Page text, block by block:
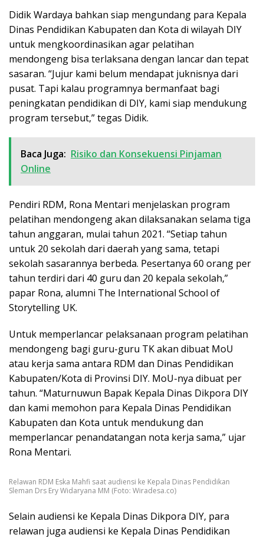
Didik Wardaya bahkan siap mengundang para Kepala
Dinas Pendidikan Kabupaten dan Kota di wilayah DIY
untuk mengkoordinasikan agar pelatihan
mendongeng bisa terlaksana dengan lancar dan tepat
sasaran. “Jujur kami belum mendapat juknisnya dari
pusat. Tapi kalau programnya bermanfaat bagi
peningkatan pendidikan di DIY, kami siap mendukung
program tersebut,” tegas Didik.
Baca Juga: Risiko dan Konsekuensi Pinjaman
Online
Pendiri RDM, Rona Mentari menjelaskan program
pelatihan mendongeng akan dilaksanakan selama tiga
tahun anggaran, mulai tahun 2021. “Setiap tahun
untuk 20 sekolah dari daerah yang sama, tetapi
sekolah sasarannya berbeda. Pesertanya 60 orang per
tahun terdiri dari 40 guru dan 20 kepala sekolah,”
papar Rona, alumni The International School of
Storytelling UK.
Untuk memperlancar pelaksanaan program pelatihan
mendongeng bagi guru-guru TK akan dibuat MoU
atau kerja sama antara RDM dan Dinas Pendidikan
Kabupaten/Kota di Provinsi DIY. MoU-nya dibuat per
tahun. “Maturnuwun Bapak Kepala Dinas Dikpora DIY
dan kami memohon para Kepala Dinas Pendidikan
Kabupaten dan Kota untuk mendukung dan
memperlancar penandatangan nota kerja sama,” ujar
Rona Mentari.
Relawan RDM Eska Mahfi saat audiensi ke Kepala Dinas Pendidikan
Sleman Drs Ery Widaryana MM (Foto: Wiradesa.co)
Selain audiensi ke Kepala Dinas Dikpora DIY, para
relawan juga audiensi ke Kepala Dinas Pendidikan